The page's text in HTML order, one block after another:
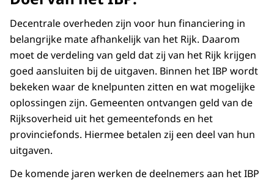
Decentrale overheden zijn voor hun financiering in
belangrijke mate afhankelijk van het Rijk. Daarom
moet de verdeling van geld dat zij van het Rijk krijgen
goed aansluiten bij de uitgaven. Binnen het IBP wordt
bekeken waar de knelpunten zitten en wat mogelijke
oplossingen zijn. Gemeenten ontvangen geld van de
Rijksoverheid uit het gemeentefonds en het
provinciefonds. Hiermee betalen zij een deel van hun
uitgaven.
De komende jaren werken de deelnemers aan het IBP